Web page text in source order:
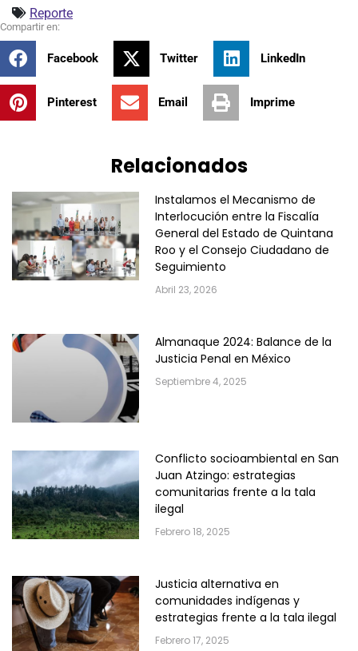
Reporte
Facebook Twitter LinkedIn
Pinterest Email Imprime
Relacionados
Instalamos el Mecanismo de
Interlocución entre la Fiscalía
General del Estado de Quintana
Roo y el Consejo Ciudadano de
Seguimiento
Abril 23, 2026
Almanaque 2024: Balance de la
Justicia Penal en México
Septiembre 4, 2025
Conflicto socioambiental en San
Juan Atzingo: estrategias
comunitarias frente a la tala
ilegal
Febrero 18, 2025
Justicia alternativa en
comunidades indígenas y
estrategias frente a la tala ilegal
Febrero 17, 2025